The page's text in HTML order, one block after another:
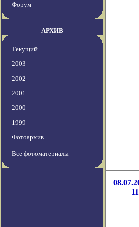
Форум
АРХИВ
Текущий
2003
2002
2001
2000
1999
Фотоархив
Все фотоматериалы